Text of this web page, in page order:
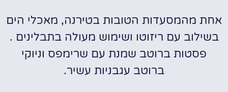
אחת מהמסעדות הטובות בטירנה, מאכלי הים
בשילוב עם ריזוטו ושימוש מעולה בתבלינים .
פסטות ברוטב שמנת עם שרימפס וניוקי
ברוטב עגבניות עשיר.